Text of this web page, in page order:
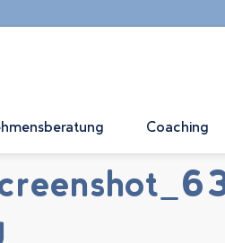
Coaching